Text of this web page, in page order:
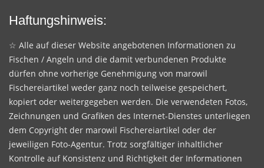
Haftungshinweis:
☆ Alle auf dieser Website angebotenen Informationen zu
Fischen / Angeln und die damit verbundenen Produkte
dürfen ohne vorherige Genehmigung von marowil
Fischereiartikel weder ganz noch teilweise gespeichert,
kopiert oder weitergegeben werden. Die verwendeten Fotos,
Zeichnungen und Grafiken des Internet-Dienstes unterliegen
dem Copyright der marowil Fischereiartikel oder der
jeweiligen Foto-Agentur. Trotz sorgfältiger inhaltlicher
Kontrolle auf Konsistenz und Richtigkeit der Informationen